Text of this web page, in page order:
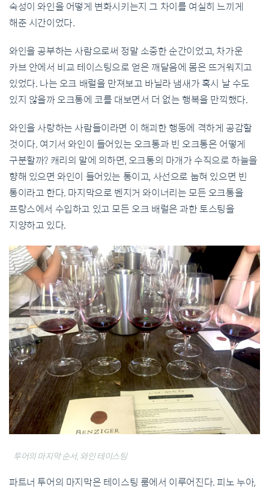
숙성이 와인을 어떻게 변화시키는지 그 차이를 여실히 느끼게
해준 시간이었다.
와인을 공부하는 사람으로써 정말 소중한 순간이었고, 차가운
카브 안에서 비교 테이스팅으로 얻은 깨달음에 몸은 뜨거워지고
있었다. 나는 오크 배럴을 만져보고 바닐라 냄새가 혹시 날 수도
있지 않을까 오크통에 코를 대보면서 더 없는 행복을 만끽했다.
와인을 사랑하는 사람들이라면 이 해괴한 행동에 격하게 공감할
것이다. 여기서 와인이 들어있는 오크통과 빈 오크통은 어떻게
구분할까? 캐리의 말에 의하면,오크통의 마개가 수직으로 하늘을
향해 있으면 와인이 들어있는 통이고, 사선으로 눕혀 있으면 빈
통이라고 한다. 마지막으로 벤지거 와이너리는 모든 오크통을
프랑스에서 수입하고 있고 모든 오크 배럴은 과한 토스팅을
지양하고 있다.
투어의 마지막 순서, 와인 테이스팅
파트너 투어의 마지막은 테이스팅 룸에서 이루어진다. 피노 누아,